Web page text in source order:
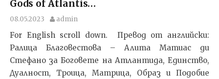
Gods of Atlantis…
08.05.2023 admin
For English scroll down. Превод от английски:
Ралица Благовестова – Алита Матиас ди
Стефано за Боговете на Атлантида, Единство,
Дуалност, Троица, Матрица, Образ и Подобие